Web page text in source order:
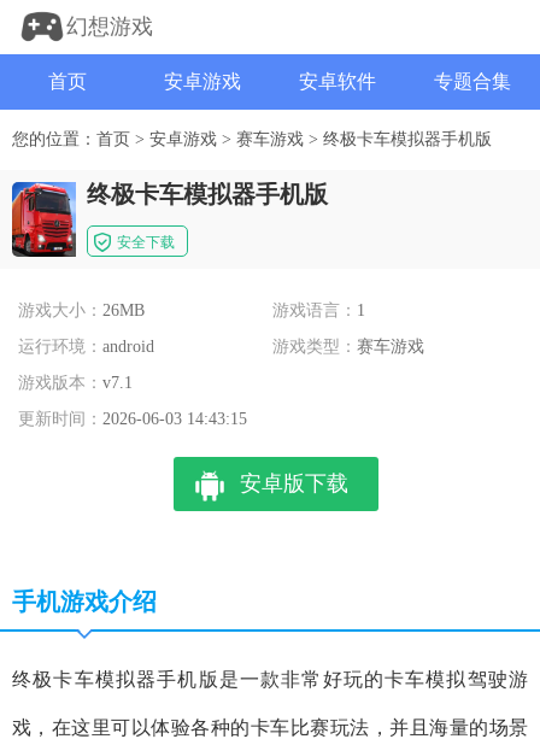
幻想游戏
首页 安卓游戏 安卓软件 专题合集
您的位置： 首页 > 安卓游戏 > 赛车游戏 > 终极卡车模拟器手机版
终极卡车模拟器手机版
安全下载
游戏大小： 26MB 游戏语言： 1
运行环境： android 游戏类型：赛车游戏
游戏版本： v7.1
更新时间： 2026-06-03 14:43:15
安卓版下载
手机游戏介绍
终极卡车模拟器手机版是一款非常好玩的卡车模拟驾驶游
戏，在这里可以体验各种的卡车比赛玩法，并且海量的场景